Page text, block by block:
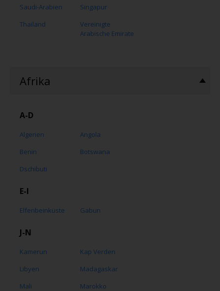
Saudi-Arabien
Singapur
Thailand
Vereinigte
Arabische Emirate
Afrika
A-D
Algerien
Angola
Benin
Botswana
Dschibuti
E-I
Elfenbeinküste Gabun
J-N
Kamerun
Kap Verden
Libyen
Madagaskar
Mali
Marokko